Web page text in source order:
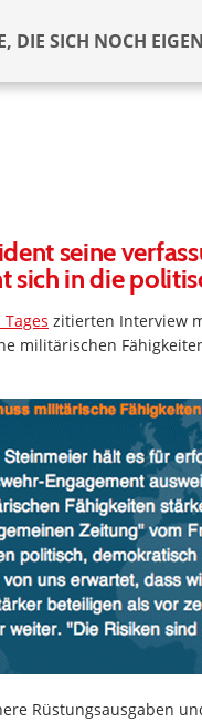
DIE SICH NOCH
seine
sich in die
zitierten Interview
militärischen
Rüstungsausgaben